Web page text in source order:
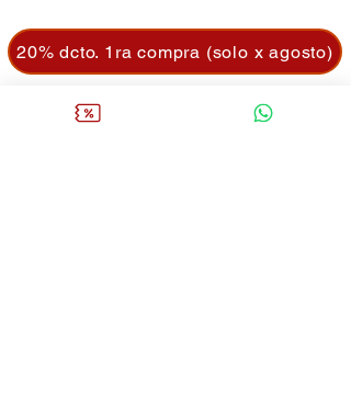
20% dcto. 1ra compra (solo x agosto)